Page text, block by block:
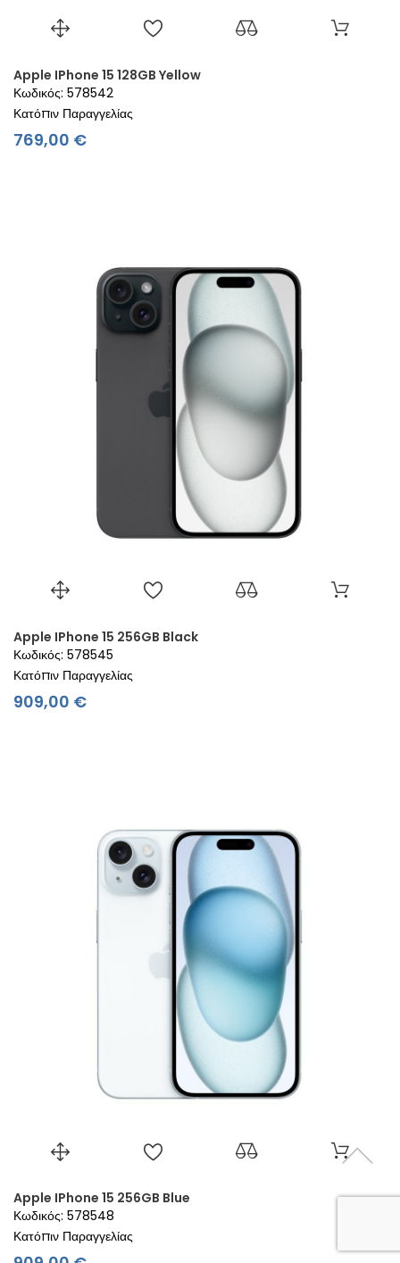
Apple IPhone 15 128GB Yellow
Κωδικός: 578542
Κατόπιν Παραγγελίας
769,00 €Τιμή
Apple IPhone 15 256GB Black
Κωδικός: 578545
Κατόπιν Παραγγελίας
909,00 €Τιμή
Apple IPhone 15 256GB Blue
Κωδικός: 578548
Κατόπιν Παραγγελίας